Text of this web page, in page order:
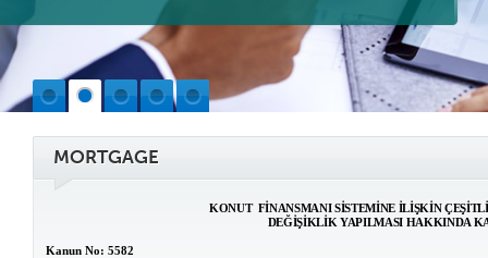
MORTGAGE
KONUT FİNANSMANI SİSTEMİNE İLİŞKİN
DEĞİŞİKLİK YAPILMASI HAKKINDA
Kanun No: 5582